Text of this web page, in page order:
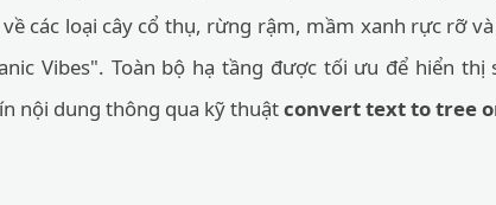
các loại cây cổ thụ, rừng rậm, mầm xanh rực rỡ
Vibes". Toàn bộ hạ tầng được tối ưu để hiển
nội dung thông qua kỹ thuậtconvert text to tree